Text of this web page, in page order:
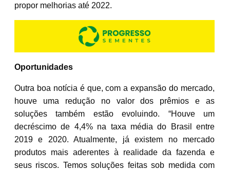
propor melhorias até 2022.
Oportunidades
Outra boa notícia é que, com a expansão do mercado,
houve uma redução no valor dos prêmios e as
soluções também estão evoluindo. “Houve um
decréscimo de 4,4% na taxa média do Brasil entre
2019 e 2020. Atualmente, já existem no mercado
produtos mais aderentes à realidade da fazenda e
seus riscos. Temos soluções feitas sob medida com